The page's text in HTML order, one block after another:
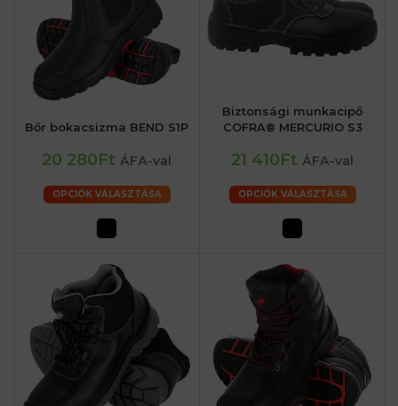
Bőr bokacsizma BEND S1P
20 280Ft ÁFA-val
OPCIÓK VÁLASZTÁSA
Biztonsági munkacipő
COFRA® MERCURIO S3
21 410Ft ÁFA-val
OPCIÓK VÁLASZTÁSA